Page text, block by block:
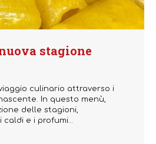
stagione
culinario attraverso i
In questo menù,
delle stagioni,
caldi e i profumi…